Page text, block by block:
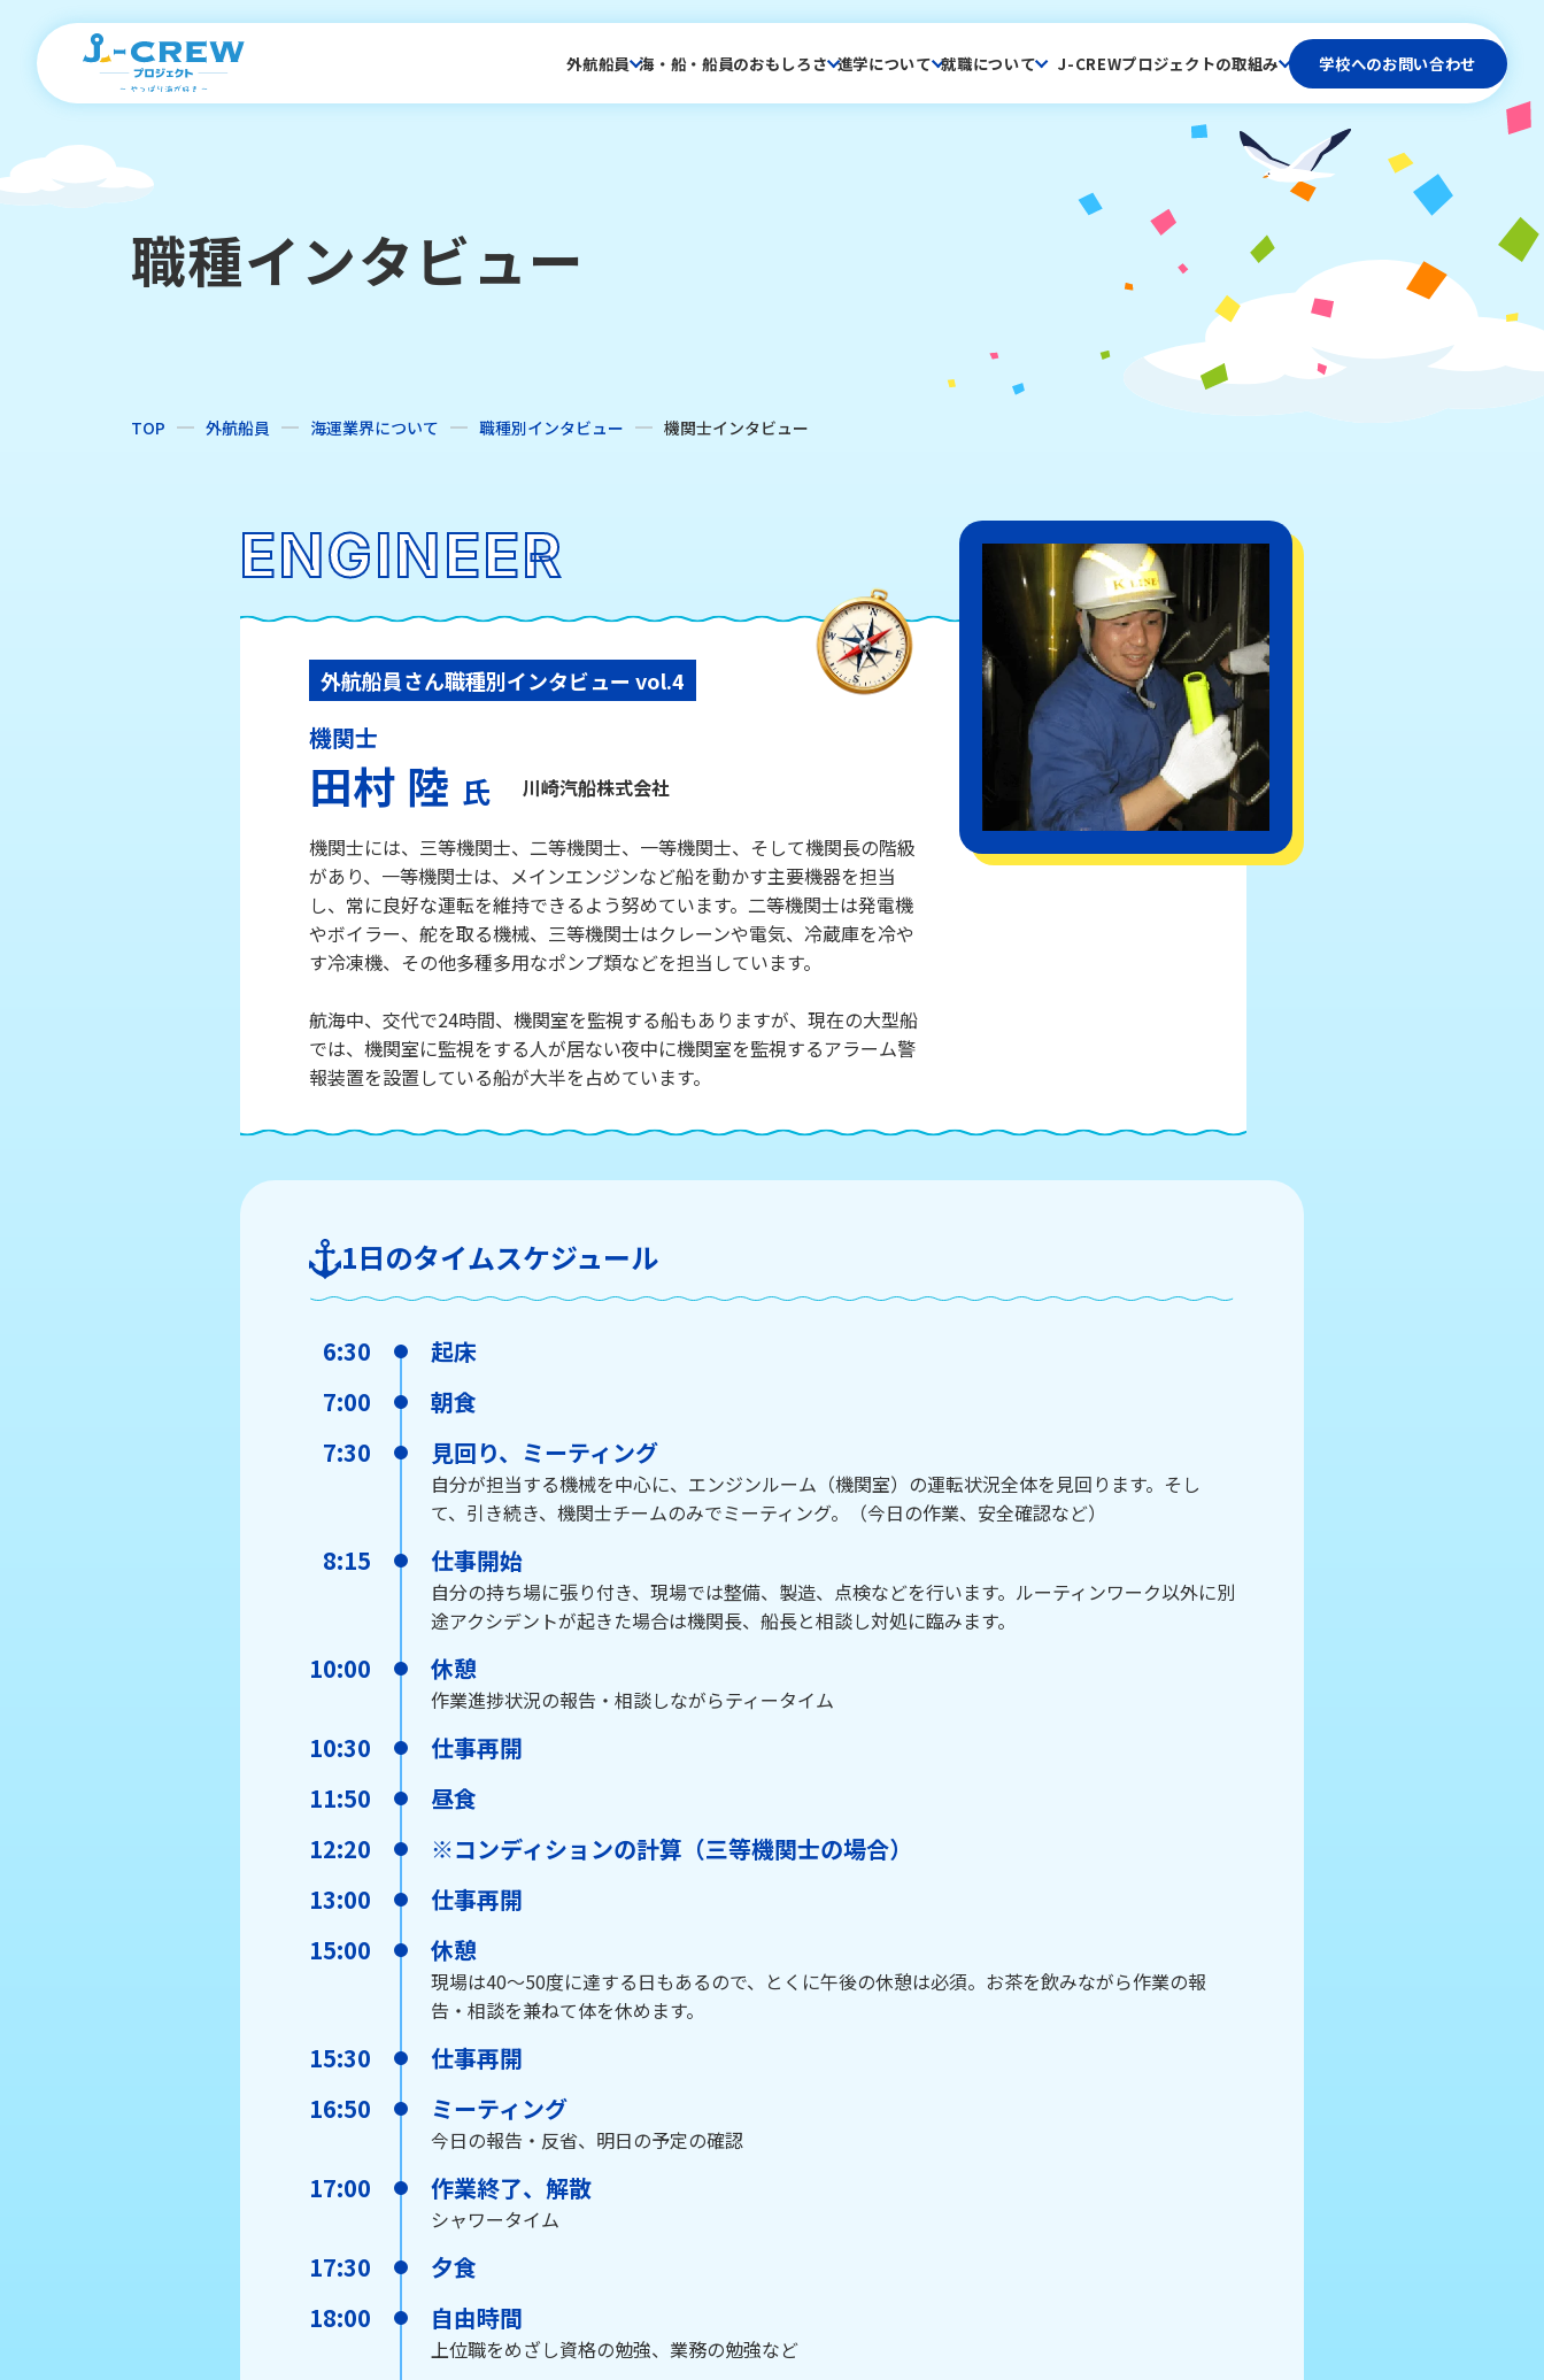
外航船員 海・船・船員のおもしろさ 進学について 就職について J-CREWプロジェクトの取組み 学校へのお問い合わせ
職種インタビュー
TOP 外航船員 海運業界について 職種別インタビュー 機関士インタビュー
ENGINEER
外航船員さん職種別インタビュー vol.4
機関士
田村 陸 氏 川崎汽船株式会社
機関士には、三等機関士、二等機関士、一等機関士、そして機関長の階級
があり、一等機関士は、メインエンジンなど船を動かす主要機器を担当
し、常に良好な運転を維持できるよう努めています。二等機関士は発電機
やボイラー、舵を取る機械、三等機関士はクレーンや電気、冷蔵庫を冷や
す冷凍機、その他多種多用なポンプ類などを担当しています。
航海中、交代で24時間、機関室を監視する船もありますが、現在の大型船
では、機関室に監視をする人が居ない夜中に機関室を監視するアラーム警
報装置を設置している船が大半を占めています。
1日のタイムスケジュール
6:30
起床
7:00
朝食
7:30
見回り、ミーティング
自分が担当する機械を中心に、エンジンルーム（機関室）の運転状況全体を見回ります。そし
て、引き続き、機関士チームのみでミーティング。（今日の作業、安全確認など）
8:15 仕事開始
自分の持ち場に張り付き、現場では整備、製造、点検などを行います。ルーティンワーク以外に別
途アクシデントが起きた場合は機関長、船長と相談し対処に臨みます。
10:00 休憩
作業進捗状況の報告・相談しながらティータイム
10:30
仕事再開
11:50
昼食
12:20
※コンディションの計算（三等機関士の場合）
13:00
仕事再開
15:00
休憩
現場は40〜50度に達する日もあるので、とくに午後の休憩は必須。お茶を飲みながら作業の報
告・相談を兼ねて体を休めます。
15:30
仕事再開
16:50
ミーティング
今日の報告・反省、明日の予定の確認
17:00 作業終了、解散
シャワータイム
17:30
夕食
18:00
自由時間
上位職をめざし資格の勉強、業務の勉強など